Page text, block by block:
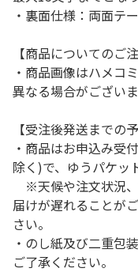
・裏面仕様：両面テ
【商品についてのご注
・商品画像はハメコ
異なる場合がございま
【受注後発送までの
・商品はお申込み受
除く)で、ゆうパケッ
※天候や注文状況
届けが遅れることが
さい。
・のし紙及び二重包
ご了承ください。